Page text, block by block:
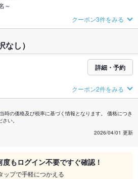
～
クーポン3件をみる
し）
詳細・予約
クーポン2件をみる
の価格及び税率に基づく情報となります。 価格につき
い。
2026/04/01 更新
度もログイン不要ですぐ確認！
ップで手軽につかえる